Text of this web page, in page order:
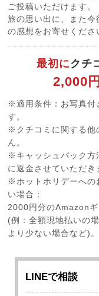
ご投稿いただけます。
旅の思い出に、また
の感想をお寄せくださ
最初にクチ
2,000円
※適用条件：お写真付
す。
※クチコミに関する他
ん。
※キャッシュバック方
に返金させていただき
※ホットホリデーへの
い場合：
2000円分のAmazon
(例：全額現地払いの
より少ない場合など)。
LINEで相談